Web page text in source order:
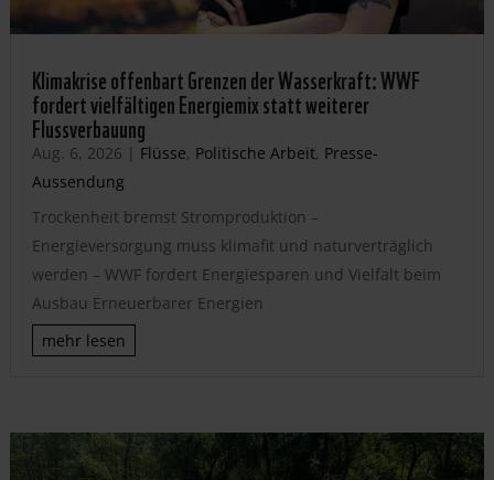
Klimakrise offenbart Grenzen der Wasserkraft: WWF
fordert vielfältigen Energiemix statt weiterer
Flussverbauung
Aug. 6, 2026 | Flüsse, Politische Arbeit, Presse-
Aussendung
Trockenheit bremst Stromproduktion –
Energieversorgung muss klimafit und naturverträglich
werden – WWF fordert Energiesparen und Vielfalt beim
Ausbau Erneuerbarer Energien
mehr lesen